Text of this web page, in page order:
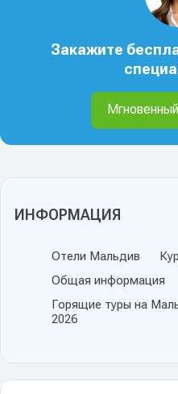
ИНФОРМАЦИЯ
Отели Мальдив
Общая информация
Горящие туры на
2026
Закажите